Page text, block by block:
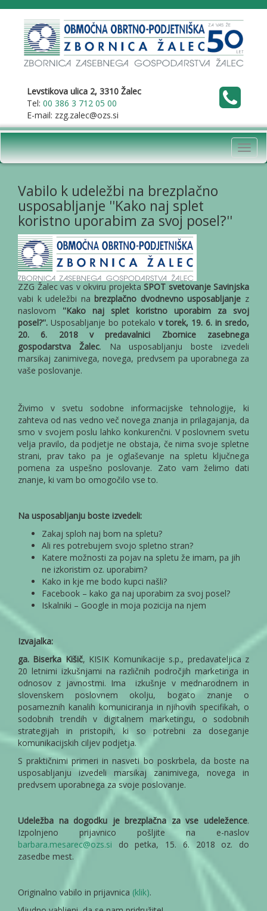
Levstikova ulica 2, 3310 Žalec
Tel: 00 386 3 712 05 00
E-mail: zzg.zalec@ozs.si
Vabilo k udeležbi na brezplačno
usposabljanje ''Kako naj splet
koristno uporabim za svoj posel?''
ZZG Žalec vas v okviru projekta SPOT svetovanje Savinjska
vabi k udeležbi nabrezplačno dvodnevno usposabljanje z
naslovom ''Kako naj splet koristno uporabim za svoj
posel?''. Usposabljanje bo potekalo v torek, 19. 6. in sredo,
20. 6. 2018 v predavalnici Zbornice zasebnega
gospodarstva Žalec. Na usposabljanju boste izvedeli
marsikaj zanimivega, novega, predvsem pa uporabnega za
vaše poslovanje.
Živimo v svetu sodobne informacijske tehnologije, ki
zahteva od nas vedno več novega znanja in prilagajanja, da
smo v svojem poslu lahko konkurenčni. V poslovnem svetu
velja pravilo, da podjetje ne obstaja, če nima svoje spletne
strani, prav tako pa je oglaševanje na spletu ključnega
pomena za uspešno poslovanje. Zato vam želimo dati
znanje, ki vam bo omogočilo vse to.
Na usposabljanju boste izvedeli:
Zakaj sploh naj bom na spletu?
Ali res potrebujem svojo spletno stran?
Katere možnosti za pojav na spletu že imam, pa jih
ne izkoristim oz. uporabim?
Kako in kje me bodo kupci našli?
Facebook – kako ga naj uporabim za svoj posel?
Iskalniki – Google in moja pozicija na njem
Izvajalka:
ga. Biserka Kišič, KISIK Komunikacije s.p., predavateljica z
20 letnimi izkušnjami na različnih področjih marketinga in
odnosov z javnostmi. Ima izkušnje v mednarodnem in
slovenskem poslovnem okolju, bogato znanje o
posameznih kanalih komuniciranja in njihovih specifikah, o
sodobnih trendih v digitalnem marketingu, o sodobnih
strategijah in pristopih, ki so potrebni za doseganje
komunikacijskih ciljev podjetja.
S praktičnimi primeri in nasveti bo poskrbela, da boste na
usposabljanju izvedeli marsikaj zanimivega, novega in
predvsem uporabnega za svoje poslovanje.
Udeležba na dogodku je brezplačna za vse udeležence.
Izpolnjeno prijavnico pošljite na e-naslov
barbara.mesarec@ozs.si do petka, 15. 6. 2018 oz. do
zasedbe mest.
Originalno vabilo in prijavnica (klik).